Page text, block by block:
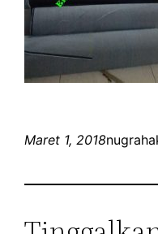
Maret 1, 2018